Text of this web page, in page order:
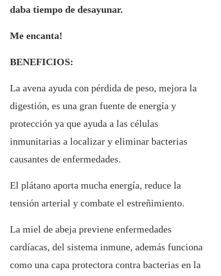
daba tiempo de desayunar.
Me encanta!
BENEFICIOS:
La avena ayuda con pérdida de peso, mejora la
digestión, es una gran fuente de energía y
protección ya que ayuda a las células
inmunitarias a localizar y eliminar bacterias
causantes de enfermedades.
El plátano aporta mucha energía, reduce la
tensión arterial y combate el estreñimiento.
La miel de abeja previene enfermedades
cardíacas, del sistema inmune, además funciona
como una capa protectora contra bacterias en la